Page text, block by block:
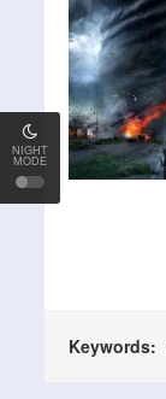
NIGHT
MODE
Keywords: